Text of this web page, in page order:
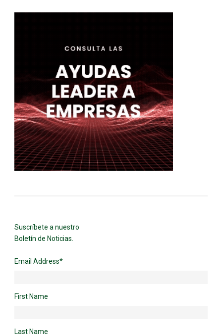
Suscríbete a nuestro
Boletín de Noticias.
Email Address*
First Name
Last Name